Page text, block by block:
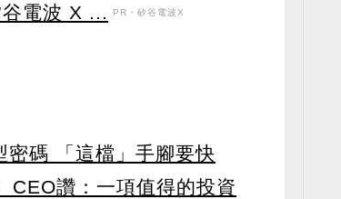
電波 X ... PR・矽谷電波X
密碼 「這檔」手腳要快
CEO讚：一項值得的投資